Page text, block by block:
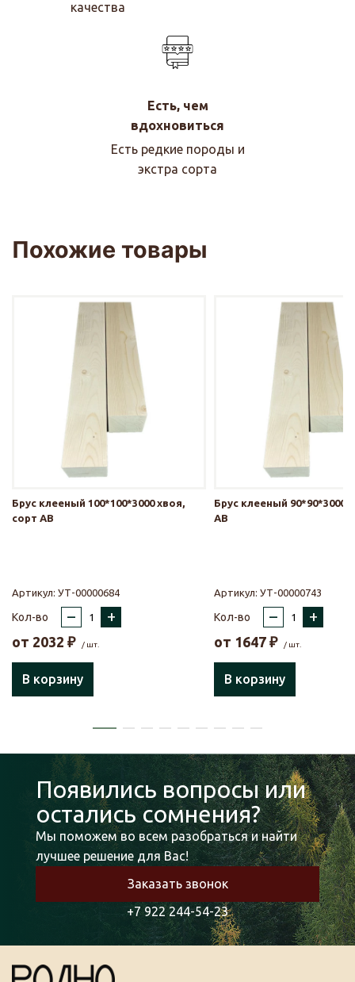
качества
Есть, чем
вдохновиться
Есть редкие породы и
экстра сорта
Похожие товары
Брус клееный 100*100*3000 хвоя,
сорт АВ
Артикул: УТ-00000684
Кол-во – +
от 2032 ₽ / шт.
В корзину
Брус клееный 90*90*3000
АВ
Артикул: УТ-00000743
Кол-во – +
от 1647 ₽ / шт.
В корзину
Появились вопросы или
остались сомнения?
Мы поможем во всем разобраться и найти
лучшее решение для Вас!
Заказать звонок
+7 922 244-54-23